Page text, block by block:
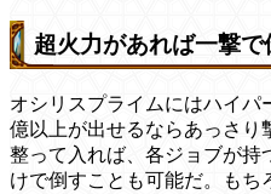
超火力があれば一撃で
オシリスプライムにはハイパ
億以上が出せるならあっさり
整って入れば、各ジョブが持
けで倒すことも可能だ。もち